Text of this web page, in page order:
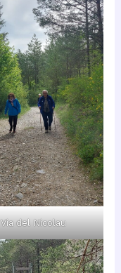
Via del Nicolau